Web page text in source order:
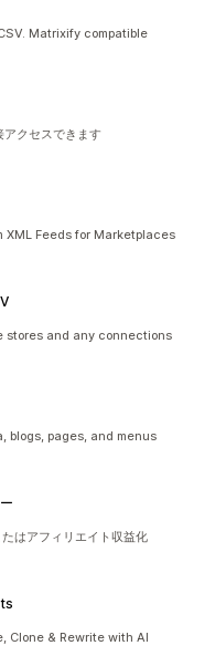
Matrixify compatible
クセスできます
XML Feeds for Marketplaces
stores and any connections
blogs, pages, and menus
はアフィリエイト収益化
Clone & Rewrite with AI